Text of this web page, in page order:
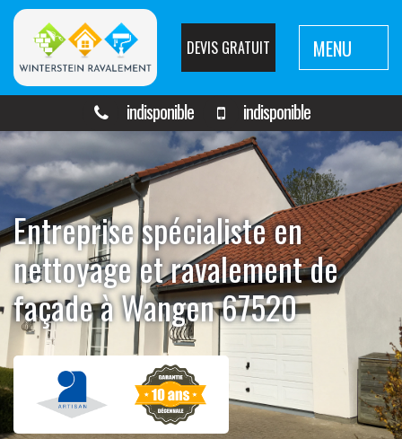
DEVIS GRATUIT MENU
indisponible indisponible
Entreprise spécialiste en
nettoyage et ravalement de
façade à Wangen 67520